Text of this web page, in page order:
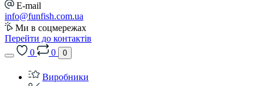
E-mail
info@funfish.com.ua
Ми в соцмережах
Перейти до контактів
0
0 0
Виробники